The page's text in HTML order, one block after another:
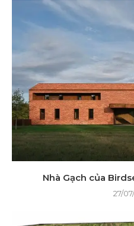
Nhà Gạch của
27/